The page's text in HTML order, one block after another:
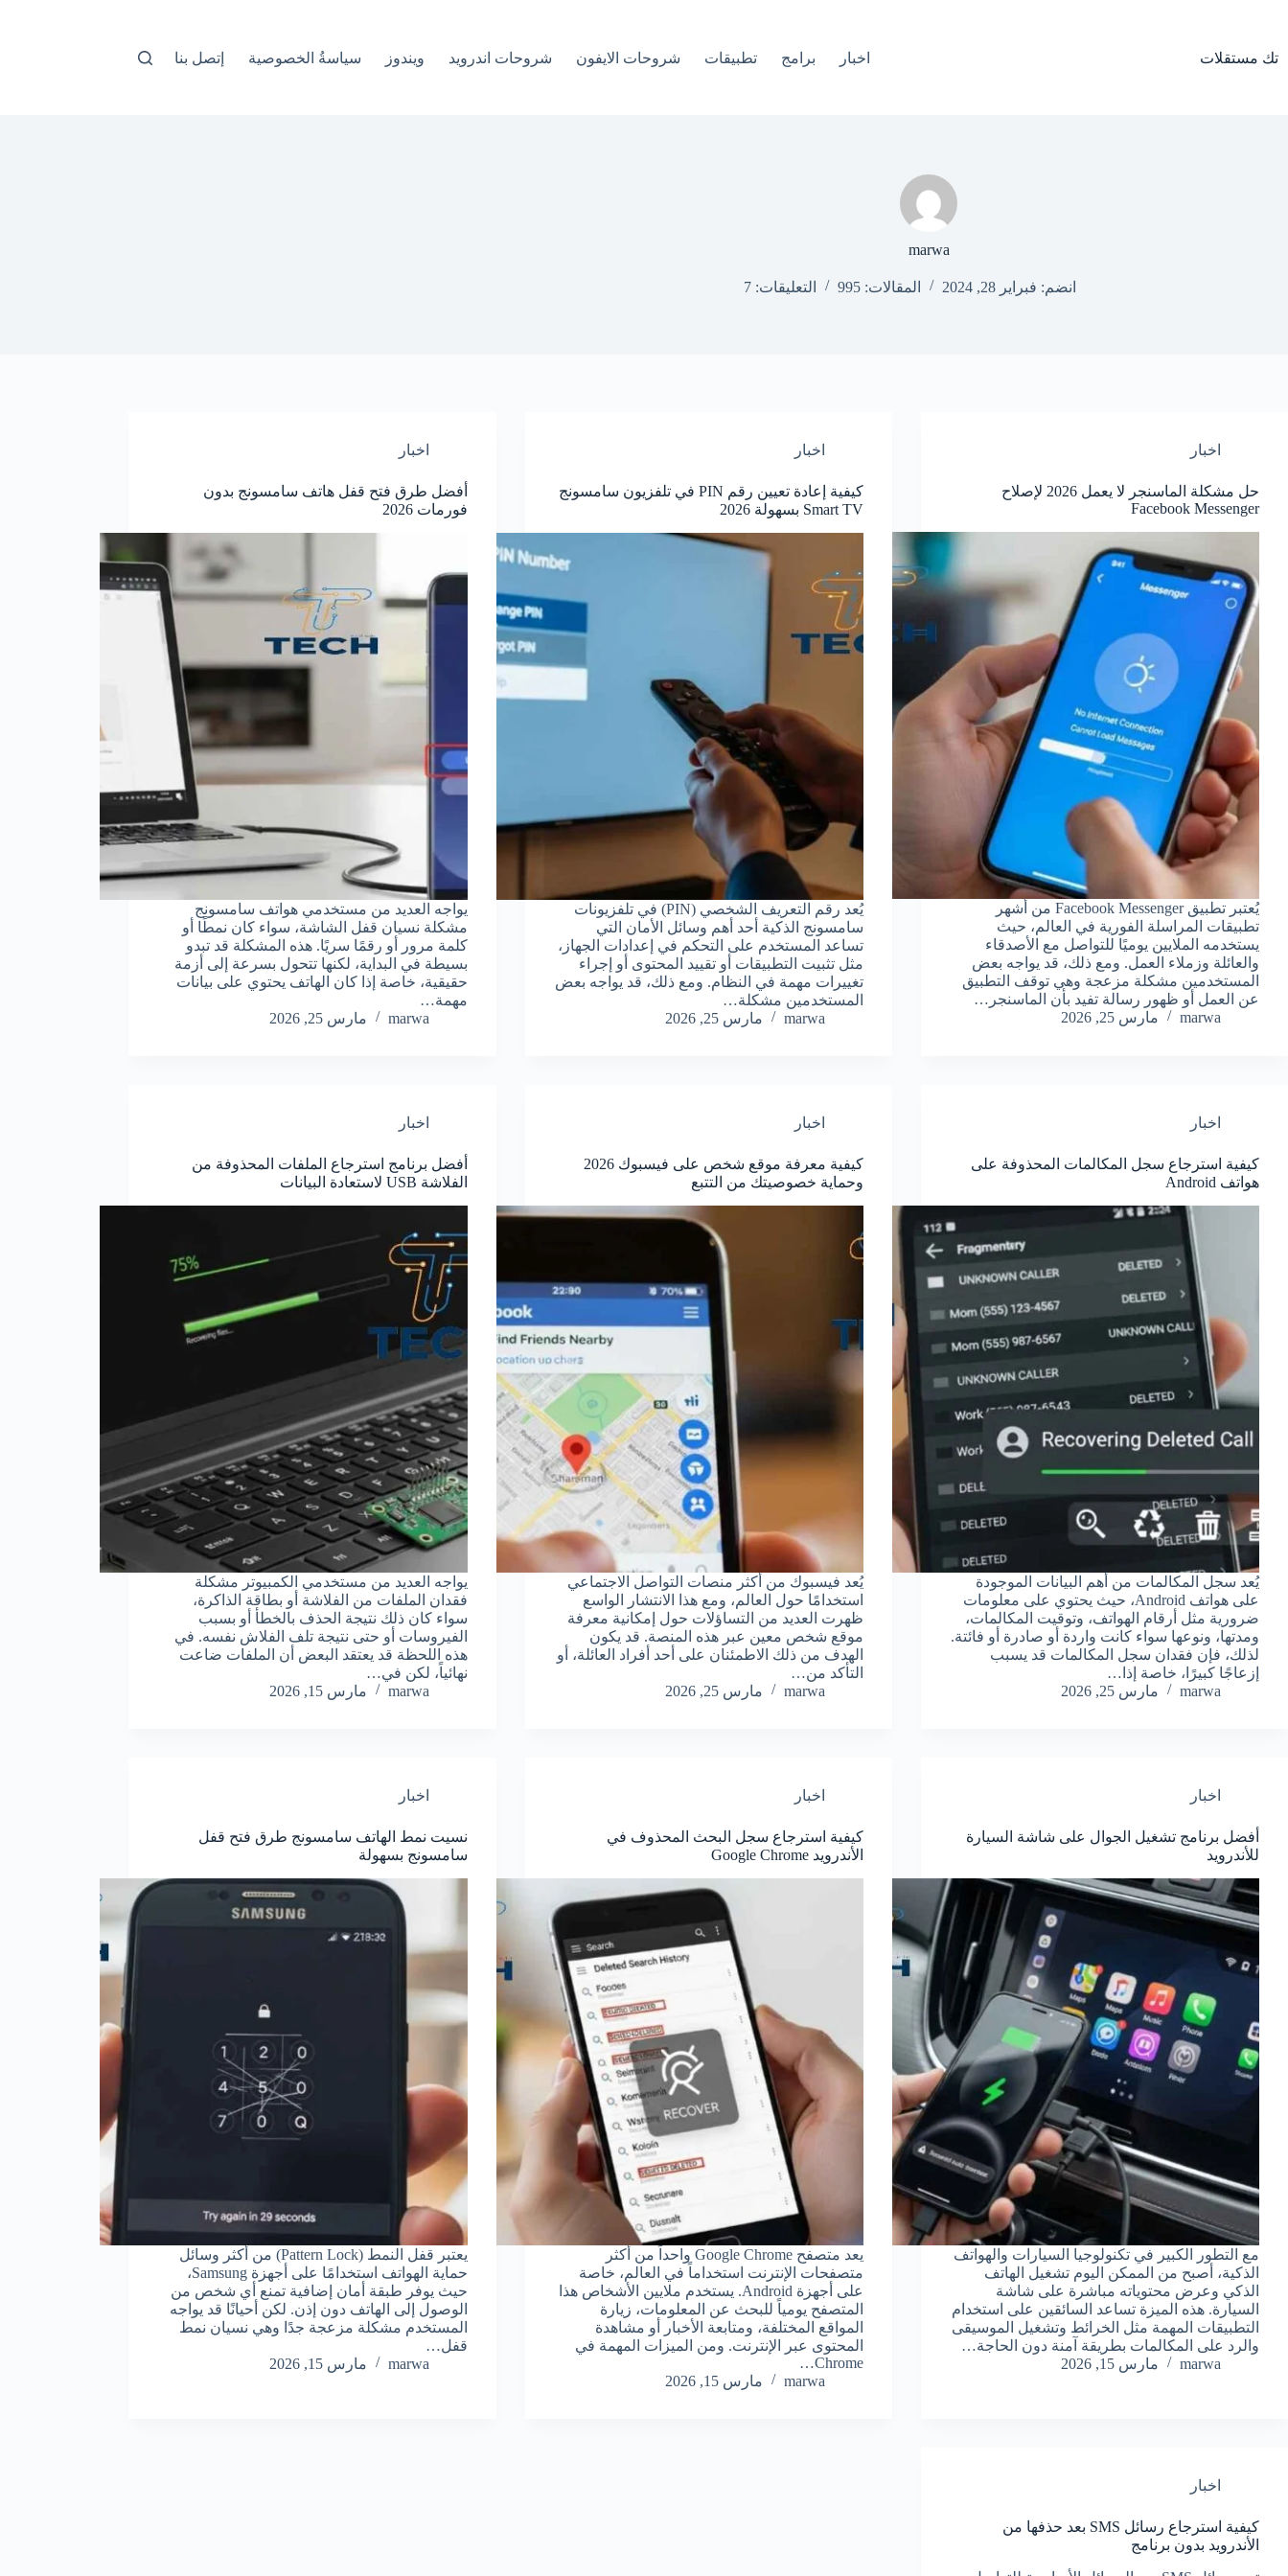
تك مستقلات اخبار برامج تطبيقات شروحات الايفون شروحات اندرويد ويندوز سياسةُ الخصوصية إتصل بنا
marwa
انضم: فبراير 28, 2024 المقالات: 995 التعليقات: 7
اخبار
حل مشكلة الماسنجر لا يعمل 2026 لإصلاح
Facebook Messenger
يُعتبر تطبيق Facebook Messenger من أشهر
تطبيقات المراسلة الفورية في العالم، حيث
يستخدمه الملايين يوميًا للتواصل مع الأصدقاء
والعائلة وزملاء العمل. ومع ذلك، قد يواجه بعض
المستخدمين مشكلة مزعجة وهي توقف التطبيق
عن العمل أو ظهور رسالة تفيد بأن الماسنجر…
marwa
مارس 25, 2026
اخبار
كيفية إعادة تعيين رقم PIN في تلفزيون سامسونج
Smart TV بسهولة 2026
يُعد رقم التعريف الشخصي (PIN) في تلفزيونات
سامسونج الذكية أحد أهم وسائل الأمان التي
تساعد المستخدم على التحكم في إعدادات الجهاز،
مثل تثبيت التطبيقات أو تقييد المحتوى أو إجراء
تغييرات مهمة في النظام. ومع ذلك، قد يواجه بعض
المستخدمين مشكلة…
marwa
مارس 25, 2026
اخبار
أفضل طرق فتح قفل هاتف سامسونج بدون
فورمات 2026
يواجه العديد من مستخدمي هواتف سامسونج
مشكلة نسيان قفل الشاشة، سواء كان نمطًا أو
كلمة مرور أو رقمًا سريًا. هذه المشكلة قد تبدو
بسيطة في البداية، لكنها تتحول بسرعة إلى أزمة
حقيقية، خاصة إذا كان الهاتف يحتوي على بيانات
مهمة…
marwa
مارس 25, 2026
اخبار
كيفية استرجاع سجل المكالمات المحذوفة على
هواتف Android
يُعد سجل المكالمات من أهم البيانات الموجودة
على هواتف Android، حيث يحتوي على معلومات
ضرورية مثل أرقام الهواتف، وتوقيت المكالمات،
ومدتها، ونوعها سواء كانت واردة أو صادرة أو فائتة.
لذلك، فإن فقدان سجل المكالمات قد يسبب
إزعاجًا كبيرًا، خاصة إذا…
marwa
مارس 25, 2026
اخبار
كيفية معرفة موقع شخص على فيسبوك 2026
وحماية خصوصيتك من التتبع
يُعد فيسبوك من أكثر منصات التواصل الاجتماعي
استخدامًا حول العالم، ومع هذا الانتشار الواسع
ظهرت العديد من التساؤلات حول إمكانية معرفة
موقع شخص معين عبر هذه المنصة. قد يكون
الهدف من ذلك الاطمئنان على أحد أفراد العائلة، أو
التأكد من…
marwa
مارس 25, 2026
اخبار
أفضل برنامج استرجاع الملفات المحذوفة من
الفلاشة USB لاستعادة البيانات
يواجه العديد من مستخدمي الكمبيوتر مشكلة
فقدان الملفات من الفلاشة أو بطاقة الذاكرة،
سواء كان ذلك نتيجة الحذف بالخطأ أو بسبب
الفيروسات أو حتى نتيجة تلف الفلاش نفسه. في
هذه اللحظة قد يعتقد البعض أن الملفات ضاعت
نهائياً، لكن في…
marwa
مارس 15, 2026
اخبار
أفضل برنامج تشغيل الجوال على شاشة السيارة
للأندرويد
مع التطور الكبير في تكنولوجيا السيارات والهواتف
الذكية، أصبح من الممكن اليوم تشغيل الهاتف
الذكي وعرض محتوياته مباشرة على شاشة
السيارة. هذه الميزة تساعد السائقين على استخدام
التطبيقات المهمة مثل الخرائط وتشغيل الموسيقى
والرد على المكالمات بطريقة آمنة دون الحاجة…
marwa
مارس 15, 2026
اخبار
كيفية استرجاع سجل البحث المحذوف في
الأندرويد Google Chrome
يعد متصفح Google Chrome واحداً من أكثر
متصفحات الإنترنت استخداماً في العالم، خاصة
على أجهزة Android. يستخدم ملايين الأشخاص هذا
المتصفح يومياً للبحث عن المعلومات، زيارة
المواقع المختلفة، ومتابعة الأخبار أو مشاهدة
المحتوى عبر الإنترنت. ومن الميزات المهمة في
Chrome…
marwa
مارس 15, 2026
اخبار
نسيت نمط الهاتف سامسونج طرق فتح قفل
سامسونج بسهولة
يعتبر قفل النمط (Pattern Lock) من أكثر وسائل
حماية الهواتف استخدامًا على أجهزة Samsung،
حيث يوفر طبقة أمان إضافية تمنع أي شخص من
الوصول إلى الهاتف دون إذن. لكن أحيانًا قد يواجه
المستخدم مشكلة مزعجة جدًا وهي نسيان نمط
قفل…
marwa
مارس 15, 2026
اخبار
كيفية استرجاع رسائل SMS بعد حذفها من
الأندرويد بدون برنامج